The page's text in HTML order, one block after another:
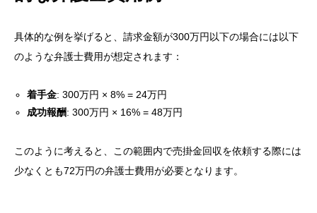
具体的な例を挙げると、請求金額が300万円以下の場合には以下
のような弁護士費用が想定されます：
着手金: 300万円 × 8% = 24万円
成功報酬: 300万円 × 16% = 48万円
このように考えると、この範囲内で売掛金回収を依頼する際には
少なくとも72万円の弁護士費用が必要となります。
売掛金回収の基本知識と一般的な手法
2. 弁護士を活用した法的手続きによる回収手法